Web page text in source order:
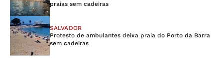
praias sem cadeiras
SALVADOR
Protesto de ambulantes deixa praia do Porto da Barra
sem cadeiras